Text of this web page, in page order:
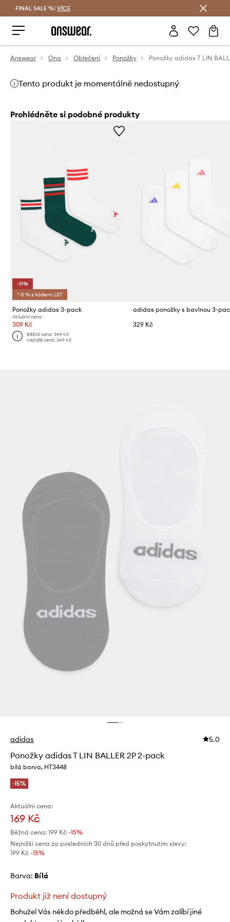
FINAL SALE %! VÍCE
Answear Ona Oblečení Ponožky
Tento produkt je momentálně nedostupný
Prohlédněte si podobné produkty
-11%
*-5 % s kódem: LST
Ponožky adidas 3-pack
Aktuální cena:
309 Kč
Běžná cena:349 Kč
Nejnižší cena:349 Kč
adidas ponožky s bavlnou 3-
329 Kč
adidas 5.0
Ponožky adidas T LIN BALLER 2P 2-pack
bílá barva, HT3448
-15%
Aktuální cena:
169 Kč
Běžná cena: 199 Kč -15%
Nejnižší cena za posledních 30 dnů před poskytnutím slevy:
199 Kč -15%
Barva: bílá
Produkt již není dostupný
Bohužel Vás někdo předběhl, ale možná se Vám zalíbí jiné